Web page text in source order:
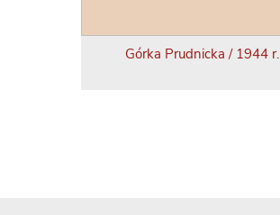
Górka Prudnicka / 1944 r.